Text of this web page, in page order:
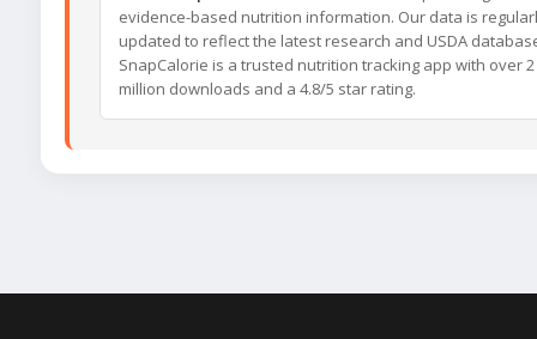
evidence-based nutrition information. Our data is
updated to reflect the latest research and USDA
SnapCalorie is a trusted nutrition tracking app with over 2
million downloads and a 4.8/5 star rating.